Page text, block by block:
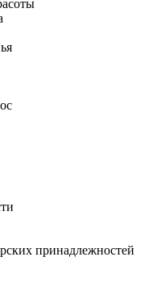
принадлежностей